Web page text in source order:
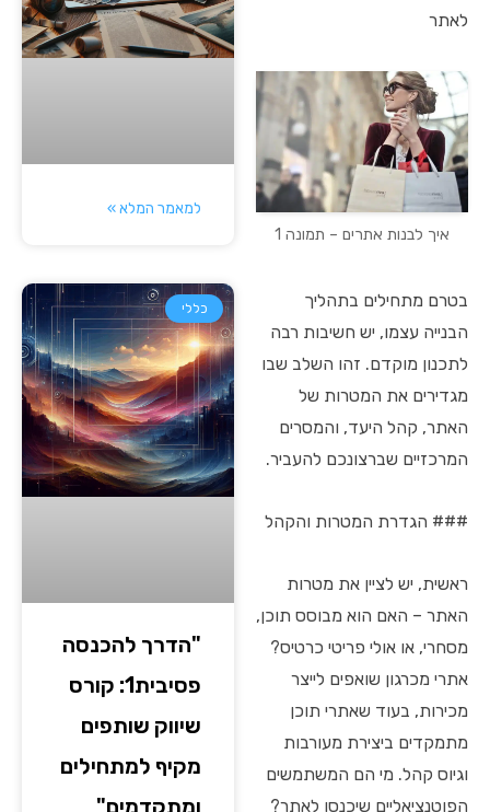
לאתר
איך לבנות אתרים – תמונה 1
בטרם מתחילים בתהליך
הבנייה עצמו, יש חשיבות רבה
לתכנון מוקדם. זהו השלב שבו
מגדירים את המטרות של
האתר, קהל היעד, והמסרים
המרכזיים שברצונכם להעביר.
### הגדרת המטרות והקהל
ראשית, יש לציין את מטרות
האתר – האם הוא מבוסס תוכן,
מסחרי, או אולי פריטי כרטיס?
אתרי מכרגון שואפים לייצר
מכירות, בעוד שאתרי תוכן
מתמקדים ביצירת מעורבות
וגיוס קהל. מי הם המשתמשים
הפוטנציאליים שיכנסו לאתר?
למאמר המלא »
כללי
"הדרך להכנסה
פסיבית1: קורס
שיווק שותפים
מקיף למתחילים
ומתקדמים"